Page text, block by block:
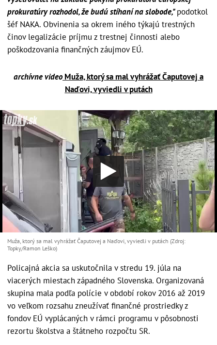
prokuratúry rozhodol, že budú stíhaní na slobode,"podotkol
šéf NAKA. Obvinenia sa okrem iného týkajú trestných
činov legalizácie príjmu z trestnej činnosti alebo
poškodzovania finančných záujmov EÚ.
archívne videoMuža, ktorý sa mal vyhrážať Čaputovej a
Naďovi, vyviedli v putách
Muža, ktorý sa mal vyhrážať Čaputovej a Naďovi, vyviedli v putách (Zdroj:
Topky/Ramon Leško)
Policajná akcia sa uskutočnila v stredu 19. júla na
viacerých miestach západného Slovenska. Organizovaná
skupina mala podľa polície v období rokov 2016 až 2019
vo veľkom rozsahu zneužívať finančné prostriedky z
fondov EÚ vyplácaných v rámci programu v pôsobnosti
rezortu školstva a štátneho rozpočtu SR.